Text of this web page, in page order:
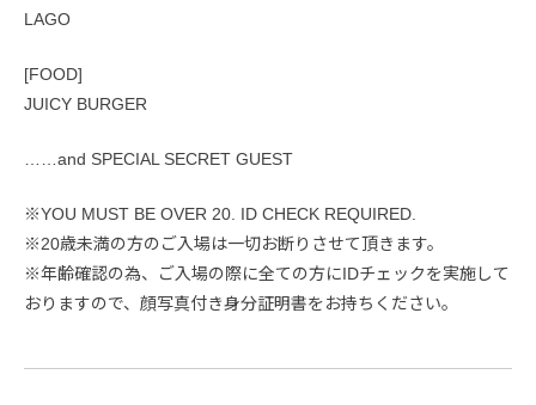
LAGO
[FOOD]
JUICY BURGER
……and SPECIAL SECRET GUEST
※YOU MUST BE OVER 20. ID CHECK REQUIRED.
※20歳未満の方のご入場は一切お断りさせて頂きます。
※年齢確認の為、ご入場の際に全ての方にIDチェックを実施して
おりますので、顔写真付き身分証明書をお持ちください。